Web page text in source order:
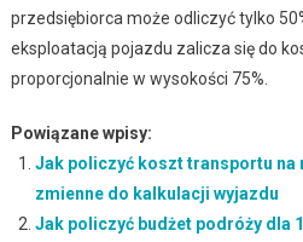
przedsiębiorca może odliczyć tylko
eksploatacją pojazdu zalicza się do
proporcjonalnie w wysokości 75%.
Powiązane wpisy:
Jak policzyć koszt transportu na
zmienne do kalkulacji wyjazdu
Jak policzyć budżet podróży dla